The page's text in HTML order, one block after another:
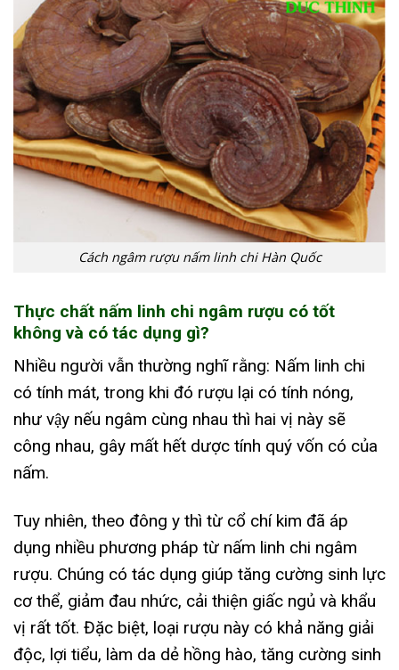
Cách ngâm rượu nấm linh chi Hàn Quốc
Thực chất nấm linh chi ngâm rượu có tốt
không và có tác dụng gì?
Nhiều người vẫn thường nghĩ rằng: Nấm linh chi
có tính mát, trong khi đó rượu lại có tính nóng,
như vậy nếu ngâm cùng nhau thì hai vị này sẽ
công nhau, gây mất hết dược tính quý vốn có của
nấm.
Tuy nhiên, theo đông y thì từ cổ chí kim đã áp
dụng nhiều phương pháp từ nấm linh chi ngâm
rượu. Chúng có tác dụng giúp tăng cường sinh lực
cơ thể, giảm đau nhức, cải thiện giấc ngủ và khẩu
vị rất tốt. Đặc biệt, loại rượu này có khả năng giải
độc, lợi tiểu, làm da dẻ hồng hào, tăng cường sinh